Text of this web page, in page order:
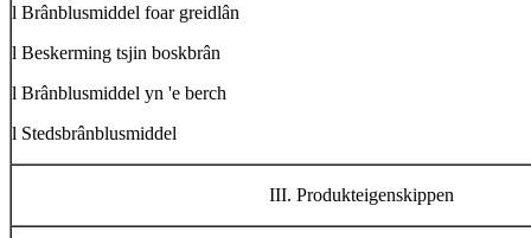
l Brânblusmiddel foar greidlân
l Beskerming tsjin boskbrân
l Brânblusmiddel yn 'e berch
l Stedsbrânblusmiddel
III. Produkteigenskippen